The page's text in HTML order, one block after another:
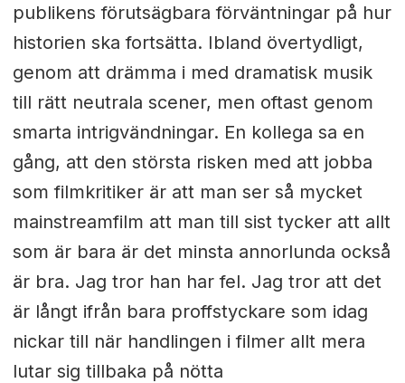
publikens förutsägbara förväntningar på hur
historien ska fortsätta. Ibland övertydligt,
genom att drämma i med dramatisk musik
till rätt neutrala scener, men oftast genom
smarta intrigvändningar. En kollega sa en
gång, att den största risken med att jobba
som filmkritiker är att man ser så mycket
mainstreamfilm att man till sist tycker att allt
som är bara är det minsta annorlunda också
är bra. Jag tror han har fel. Jag tror att det
är långt ifrån bara proffstyckare som idag
nickar till när handlingen i filmer allt mera
lutar sig tillbaka på nötta